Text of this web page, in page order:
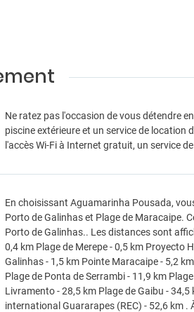
Ne ratez pas l'occasion de vous détendre
piscine extérieure et un service de
l'accès Wi-Fi à Internet gratuit, un service
En choisissant Aguamarinha Pousada,
Porto de Galinhas et Plage de Maracaipe.
Porto de Galinhas.. Les distances sont
0,4 km Plage de Merepe - 0,5 km Proyecto
Galinhas - 1,5 km Pointe Maracaipe - 5,2
Plage de Ponta de Serrambi - 11,9 km
Livramento - 28,5 km Plage de Gaibu -
international Guararapes (REC) - 52,6 km